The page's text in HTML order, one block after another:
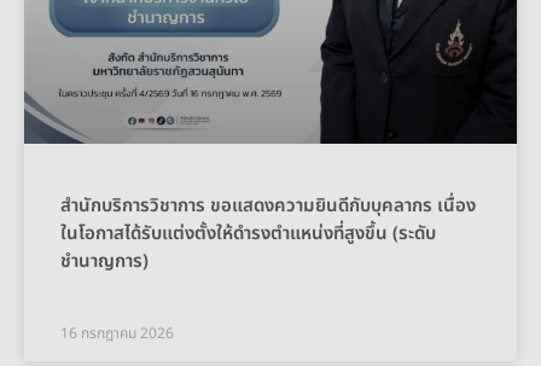
สำนักบริการวิชาการ ขอแสดงความยินดีกับบุคลากร เนื่อง
ในโอกาสได้รับแต่งตั้งให้ดำรงตำแหน่งที่สูงขึ้น (ระดับ
ชำนาญการ)
16 กรกฎาคม 2026